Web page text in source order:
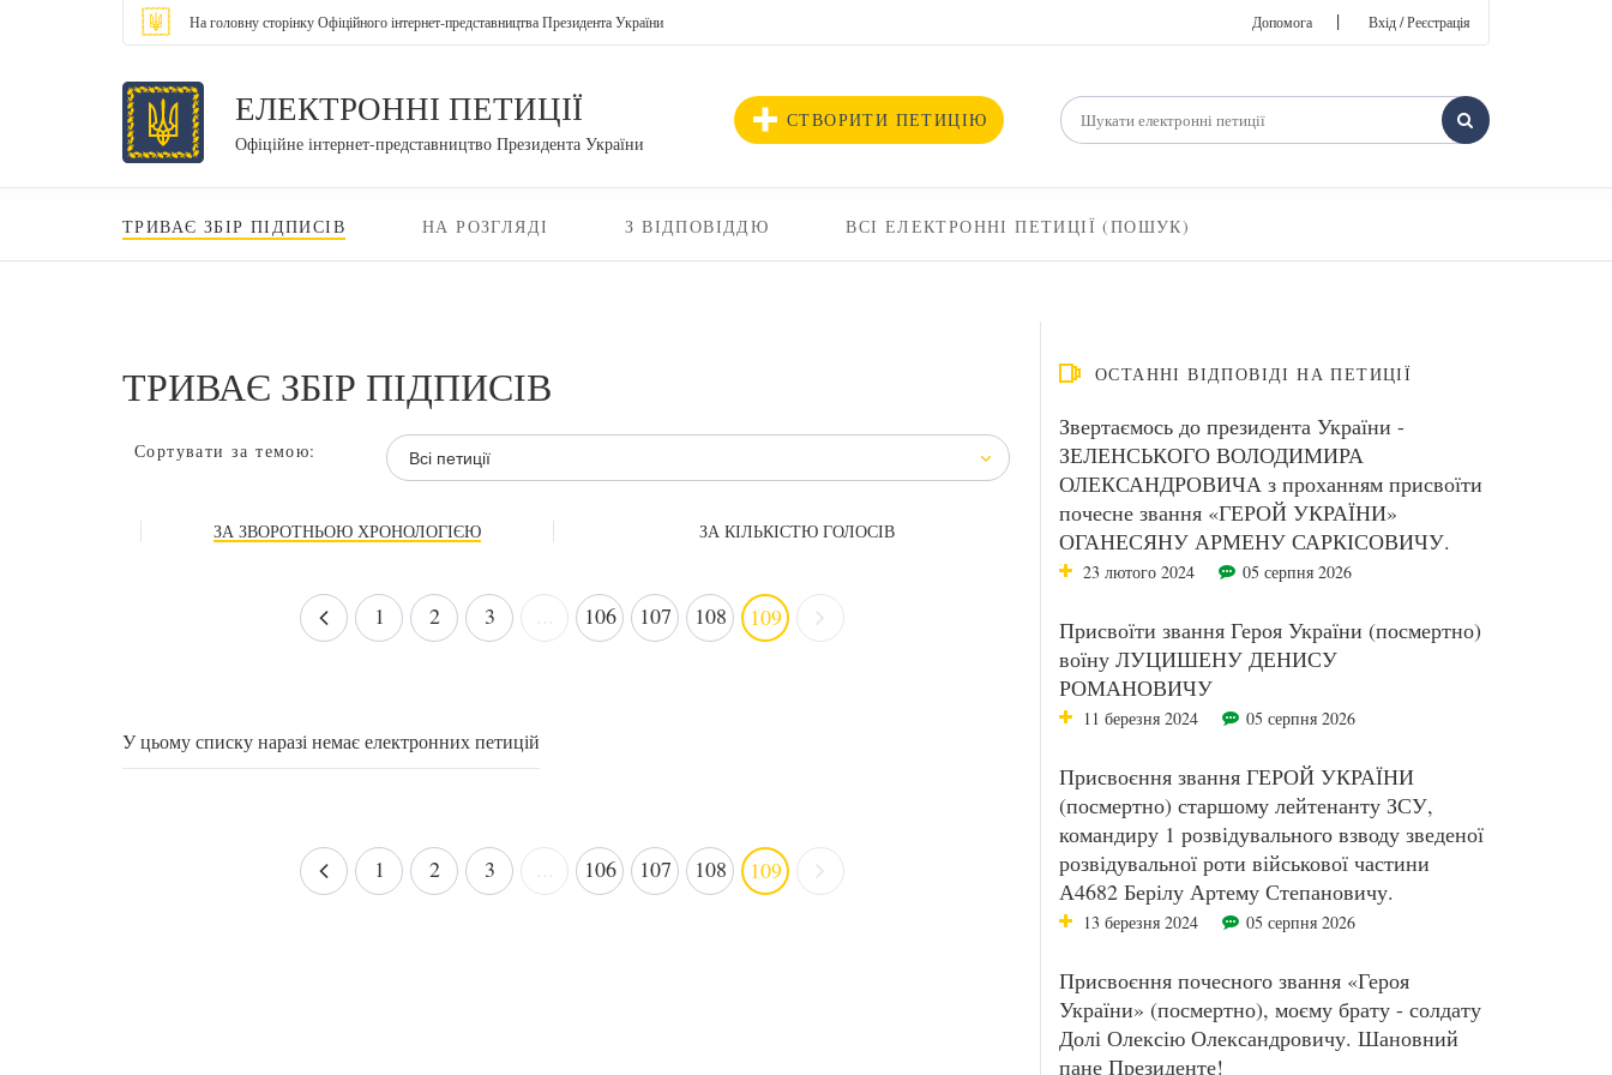
На головну сторінку Офіційного інтернет-представництва Президента України Допомога | Вхід / Реєстрація
ЕЛЕКТРОННІ ПЕТИЦІЇ
Офіційне інтернет-представництво Президента України
СТВОРИТИ ПЕТИЦІЮ
ТРИВАЄ ЗБІР ПІДПИСІВ НА РОЗГЛЯДІ З ВІДПОВІДДЮ ВСІ ЕЛЕКТРОННІ ПЕТИЦІЇ (ПОШУК)
ТРИВАЄ ЗБІР ПІДПИСІВ
Сортувати за темою: Всі петиції
ЗА ЗВОРОТНЬОЮ ХРОНОЛОГІЄЮ ЗА КІЛЬКІСТЮ ГОЛОСІВ
1 2 3 106 107 108 109
У цьому списку наразі немає електронних петицій
1 2 3 106 107 108 109
ОСТАННІ ВІДПОВІДІ НА ПЕТИЦІЇ
Звертаємось до президента України -
ЗЕЛЕНСЬКОГО ВОЛОДИМИРА
ОЛЕКСАНДРОВИЧА з проханням присвоїти
почесне звання «ГЕРОЙ УКРАЇНИ»
ОГАНЕСЯНУ АРМЕНУ САРКІСОВИЧУ.
23 лютого 2024 05 серпня 2026
Присвоїти звання Героя України (посмертно)
воїну ЛУЦИШЕНУ ДЕНИСУ
РОМАНОВИЧУ
11 березня 2024 05 серпня 2026
Присвоєння звання ГЕРОЙ УКРАЇНИ
(посмертно) старшому лейтенанту ЗСУ,
командиру 1 розвідувального взводу зведеної
розвідувальної роти військової частини
А4682 Берілу Артему Степановичу.
13 березня 2024 05 серпня 2026
Присвоєння почесного звання «Героя
України» (посмертно), моєму брату - солдату
Долі Олексію Олександровичу. Шановний
пане Президенте!